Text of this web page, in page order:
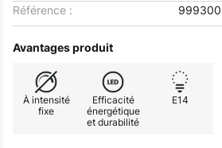
Référence :
Avantages produit
À intensité
fixe
Efficacité
énergétique
et durabilité
E14